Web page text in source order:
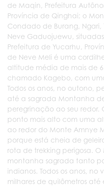
de Maqin, Prefeitura
Província de Qinghai; o
Condado de Burang,
Neve Gaduojuewu,
Prefeitura de Yucarhu,
de Neve Meli é uma
altitude média de mais de
chamado Kagebo, com
Todos os anos, no outono,
até a sagrada Montanha
peregrinação ao seu redor.
ponto mais alto com uma
ao redor do Monte Amnye
porque está cheia de
rota de trekking perigosa. O
montanha sagrada tanto
indianos. Todos os anos,
milhares de quilômetros